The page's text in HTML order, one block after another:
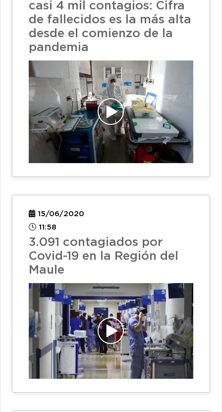
casi 4 mil contagios: Cifra
de fallecidos es la más alta
desde el comienzo de la
pandemia
15/06/2020
11:58
3.091 contagiados por
Covid-19 en la Región del
Maule